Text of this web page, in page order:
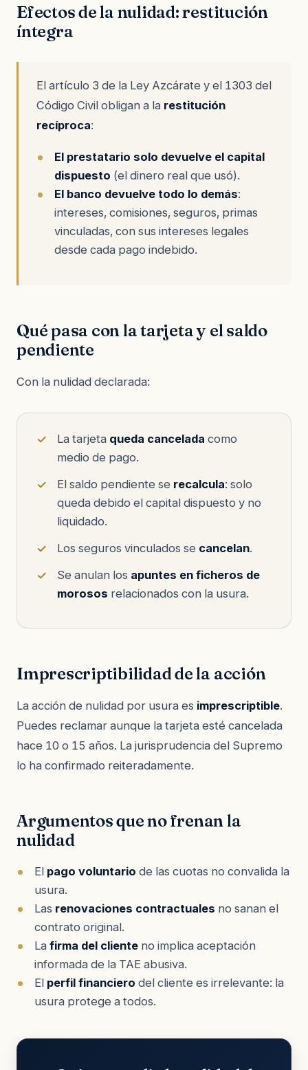
Efectos de la nulidad: restitución
íntegra
El artículo 3 de la Ley Azcárate y el 1303 del
Código Civil obligan a la restitución
recíproca:
El prestatario solo devuelve el capital
dispuesto (el dinero real que usó).
El banco devuelve todo lo demás:
intereses, comisiones, seguros, primas
vinculadas, con sus intereses legales
desde cada pago indebido.
Qué pasa con la tarjeta y el saldo
pendiente
Con la nulidad declarada:
La tarjeta queda cancelada como
medio de pago.
El saldo pendiente se recalcula: solo
queda debido el capital dispuesto y no
liquidado.
Los seguros vinculados se cancelan.
Se anulan los apuntes en ficheros de
morosos relacionados con la usura.
Imprescriptibilidad de la acción
La acción de nulidad por usura es imprescriptible.
Puedes reclamar aunque la tarjeta esté cancelada
hace 10 o 15 años. La jurisprudencia del Supremo
lo ha confirmado reiteradamente.
Argumentos que no frenan la
nulidad
El pago voluntario de las cuotas no convalida la
usura.
Las renovaciones contractuales no sanan el
contrato original.
La firma del cliente no implica aceptación
informada de la TAE abusiva.
El perfil financiero del cliente es irrelevante: la
usura protege a todos.